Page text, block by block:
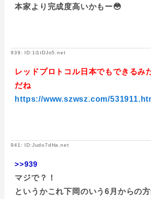
本家より完成度高いかもー😳
939: ID:1l1tDJo5.net
レッドプロトコル日本でもできるみ
だね
https://www.szwsz.com/
941: ID:Judo7dHa.net
>>939
マジで？！
というかこれ下岡のいう6月からの